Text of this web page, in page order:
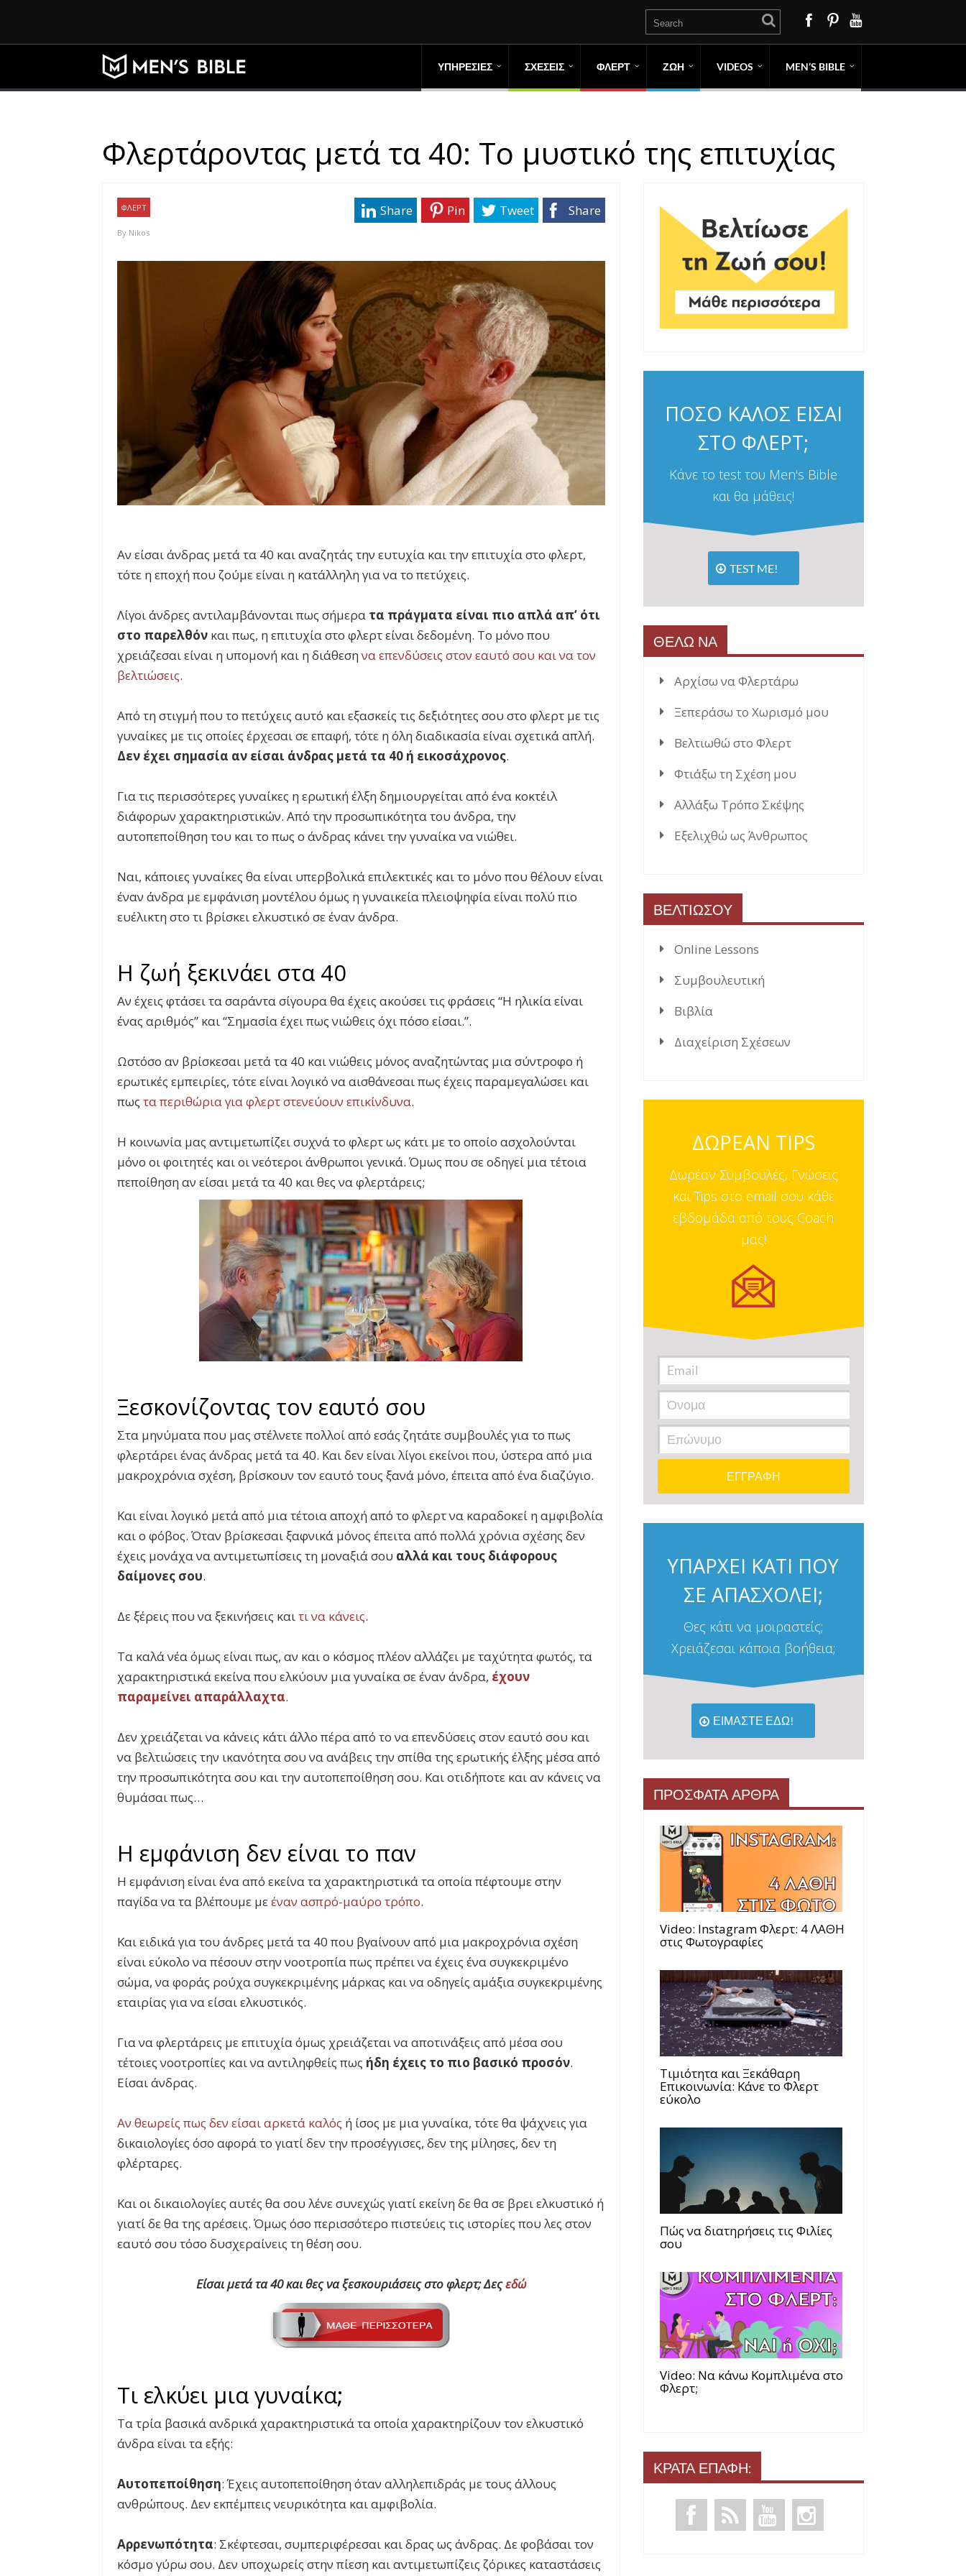
ΥΠΗΡΕΣΙΕΣ ΣΧΕΣΕΙΣ ΦΛΕΡΤ ΖΩΗ VIDEOS MEN’S BIBLE
Φλερτάροντας μετά τα 40: Το μυστικό της επιτυχίας
ΦΛΕΡΤ
By Nikos
Share
Tweet
Pin
Share
Αν είσαι άνδρας μετά τα 40 και αναζητάς την ευτυχία και την επιτυχία στο φλερτ,
τότε η εποχή που ζούμε είναι η κατάλληλη για να το πετύχεις.
Λίγοι άνδρες αντιλαμβάνονται πως σήμερα τα πράγματα είναι πιο απλά απ’ ότι
στο παρελθόν και πως, η επιτυχία στο φλερτ είναι δεδομένη. Το μόνο που
χρειάζεσαι είναι η υπομονή και η διάθεσηνα επενδύσεις στον εαυτό σου και να τον
βελτιώσεις.
Από τη στιγμή που το πετύχεις αυτό και εξασκείς τις δεξιότητες σου στο φλερτ με τις
γυναίκες με τις οποίες έρχεσαι σε επαφή, τότε η όλη διαδικασία είναι σχετικά απλή.
Δεν έχει σημασία αν είσαι άνδρας μετά τα 40 ή εικοσάχρονος.
Για τις περισσότερες γυναίκες η ερωτική έλξη δημιουργείται από ένα κοκτέιλ
διάφορων χαρακτηριστικών. Από την προσωπικότητα του άνδρα, την
αυτοπεποίθηση του και το πως ο άνδρας κάνει την γυναίκα να νιώθει.
Ναι, κάποιες γυναίκες θα είναι υπερβολικά επιλεκτικές και το μόνο που θέλουν είναι
έναν άνδρα με εμφάνιση μοντέλου όμως η γυναικεία πλειοψηφία είναι πολύ πιο
ευέλικτη στο τι βρίσκει ελκυστικό σε έναν άνδρα.
Η ζωή ξεκινάει στα 40
Αν έχεις φτάσει τα σαράντα σίγουρα θα έχεις ακούσει τις φράσεις “Η ηλικία είναι
ένας αριθμός” και “Σημασία έχει πως νιώθεις όχι πόσο είσαι.”.
Ωστόσο αν βρίσκεσαι μετά τα 40 και νιώθεις μόνος αναζητώντας μια σύντροφο ή
ερωτικές εμπειρίες, τότε είναι λογικό να αισθάνεσαι πως έχεις παραμεγαλώσει και
πως τα περιθώρια για φλερτ στενεύουν επικίνδυνα.
Η κοινωνία μας αντιμετωπίζει συχνά το φλερτ ως κάτι με το οποίο ασχολούνται
μόνο οι φοιτητές και οι νεότεροι άνθρωποι γενικά. Όμως που σε οδηγεί μια τέτοια
πεποίθηση αν είσαι μετά τα 40 και θες να φλερτάρεις;
Ξεσκονίζοντας τον εαυτό σου
Στα μηνύματα που μας στέλνετε πολλοί από εσάς ζητάτε συμβουλές για το πως
φλερτάρει ένας άνδρας μετά τα 40. Και δεν είναι λίγοι εκείνοι που, ύστερα από μια
μακροχρόνια σχέση, βρίσκουν τον εαυτό τους ξανά μόνο, έπειτα από ένα διαζύγιο.
Και είναι λογικό μετά από μια τέτοια αποχή από το φλερτ να καραδοκεί η αμφιβολία
και ο φόβος. Όταν βρίσκεσαι ξαφνικά μόνος έπειτα από πολλά χρόνια σχέσης δεν
έχεις μονάχα να αντιμετωπίσεις τη μοναξιά σου αλλά και τους διάφορους
δαίμονες σου.
Δε ξέρεις που να ξεκινήσεις καιτι να κάνεις.
Τα καλά νέα όμως είναι πως, αν και ο κόσμος πλέον αλλάζει με ταχύτητα φωτός, τα
χαρακτηριστικά εκείνα που ελκύουν μια γυναίκα σε έναν άνδρα, έχουν
παραμείνει απαράλλαχτα.
Δεν χρειάζεται να κάνεις κάτι άλλο πέρα από το να επενδύσεις στον εαυτό σου και
να βελτιώσεις την ικανότητα σου να ανάβεις την σπίθα της ερωτικής έλξης μέσα από
την προσωπικότητα σου και την αυτοπεποίθηση σου. Και οτιδήποτε και αν κάνεις να
θυμάσαι πως…
Η εμφάνιση δεν είναι το παν
Η εμφάνιση είναι ένα από εκείνα τα χαρακτηριστικά τα οποία πέφτουμε στην
παγίδα να τα βλέπουμε μεέναν ασπρό-μαύρο τρόπο.
Και ειδικά για του άνδρες μετά τα 40 που βγαίνουν από μια μακροχρόνια σχέση
είναι εύκολο να πέσουν στην νοοτροπία πως πρέπει να έχεις ένα συγκεκριμένο
σώμα, να φοράς ρούχα συγκεκριμένης μάρκας και να οδηγείς αμάξια συγκεκριμένης
εταιρίας για να είσαι ελκυστικός.
Για να φλερτάρεις με επιτυχία όμως χρειάζεται να αποτινάξεις από μέσα σου
τέτοιες νοοτροπίες και να αντιληφθείς πως ήδη έχεις το πιο βασικό προσόν.
Είσαι άνδρας.
Αν θεωρείς πως δεν είσαι αρκετά καλός ή ίσος με μια γυναίκα, τότε θα ψάχνεις για
δικαιολογίες όσο αφορά το γιατί δεν την προσέγγισες, δεν της μίλησες, δεν τη
φλέρταρες.
Και οι δικαιολογίες αυτές θα σου λένε συνεχώς γιατί εκείνη δε θα σε βρει ελκυστικό ή
γιατί δε θα της αρέσεις. Όμως όσο περισσότερο πιστεύεις τις ιστορίες που λες στον
εαυτό σου τόσο δυσχεραίνεις τη θέση σου.
Είσαι μετά τα 40 και θες να ξεσκουριάσεις στο φλερτ; Δεςεδώ
Τι ελκύει μια γυναίκα;
Τα τρία βασικά ανδρικά χαρακτηριστικά τα οποία χαρακτηρίζουν τον ελκυστικό
άνδρα είναι τα εξής:
Αυτοπεποίθηση: Έχεις αυτοπεποίθηση όταν αλληλεπιδράς με τους άλλους
ανθρώπους. Δεν εκπέμπεις νευρικότητα και αμφιβολία.
Αρρενωπότητα: Σκέφτεσαι, συμπεριφέρεσαι και δρας ως άνδρας. Δε φοβάσαι τον
κόσμο γύρω σου. Δεν υποχωρείς στην πίεση και αντιμετωπίζεις ζόρικες καταστάσεις
ΠΟΣΟ ΚΑΛΟΣ ΕΙΣΑΙ
ΣΤΟ ΦΛΕΡΤ;
Κάνε το test του Men's Bible
και θα μάθεις!
TEST ME!
ΘΕΛΩ ΝΑ
Αρχίσω να Φλερτάρω
Ξεπεράσω το Χωρισμό μου
Βελτιωθώ στο Φλερτ
Φτιάξω τη Σχέση μου
Αλλάξω Τρόπο Σκέψης
Εξελιχθώ ως Άνθρωπος
ΒΕΛΤΙΩΣΟΥ
Online Lessons
Συμβουλευτική
Βιβλία
Διαχείριση Σχέσεων
ΔΩΡΕΑΝ TIPS
Δωρέαν Συμβουλές, Γνώσεις
και Tips στο email σου κάθε
εβδομάδα από τους Coach
μας!
ΥΠΑΡΧΕΙ ΚΑΤΙ ΠΟΥ
ΣΕ ΑΠΑΣΧΟΛΕΙ;
Θες κάτι να μοιραστείς;
Χρειάζεσαι κάποια βοήθεια;
ΕΙΜΑΣΤΕ ΕΔΩ!
ΠΡΟΣΦΑΤΑ ΑΡΘΡΑ
Video: Instagram Φλερτ: 4 ΛΑΘΗ
στις Φωτογραφίες
Τιμιότητα και Ξεκάθαρη
Επικοινωνία: Κάνε το Φλερτ
εύκολο
Πώς να διατηρήσεις τις Φιλίες
σου
Video: Να κάνω Κομπλιμένα στο
Φλερτ;
ΚΡΑΤΑ ΕΠΑΦΗ: